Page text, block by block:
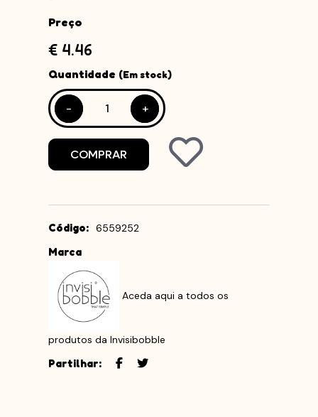
Preço
€ 4.46
Quantidade (Em stock)
- +
- +
COMPRAR
Código: 6559252
Marca
Aceda aqui a todos os
produtos da Invisibobble
Partilhar: